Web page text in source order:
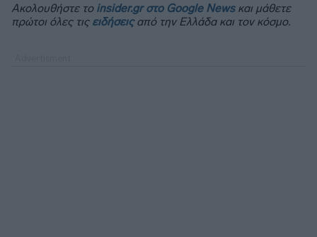
Ακολουθήστε το insider.gr στο Google Newsκαι μάθετε
πρώτοι όλες τις ειδήσειςαπό την Ελλάδα και τον κόσμο.